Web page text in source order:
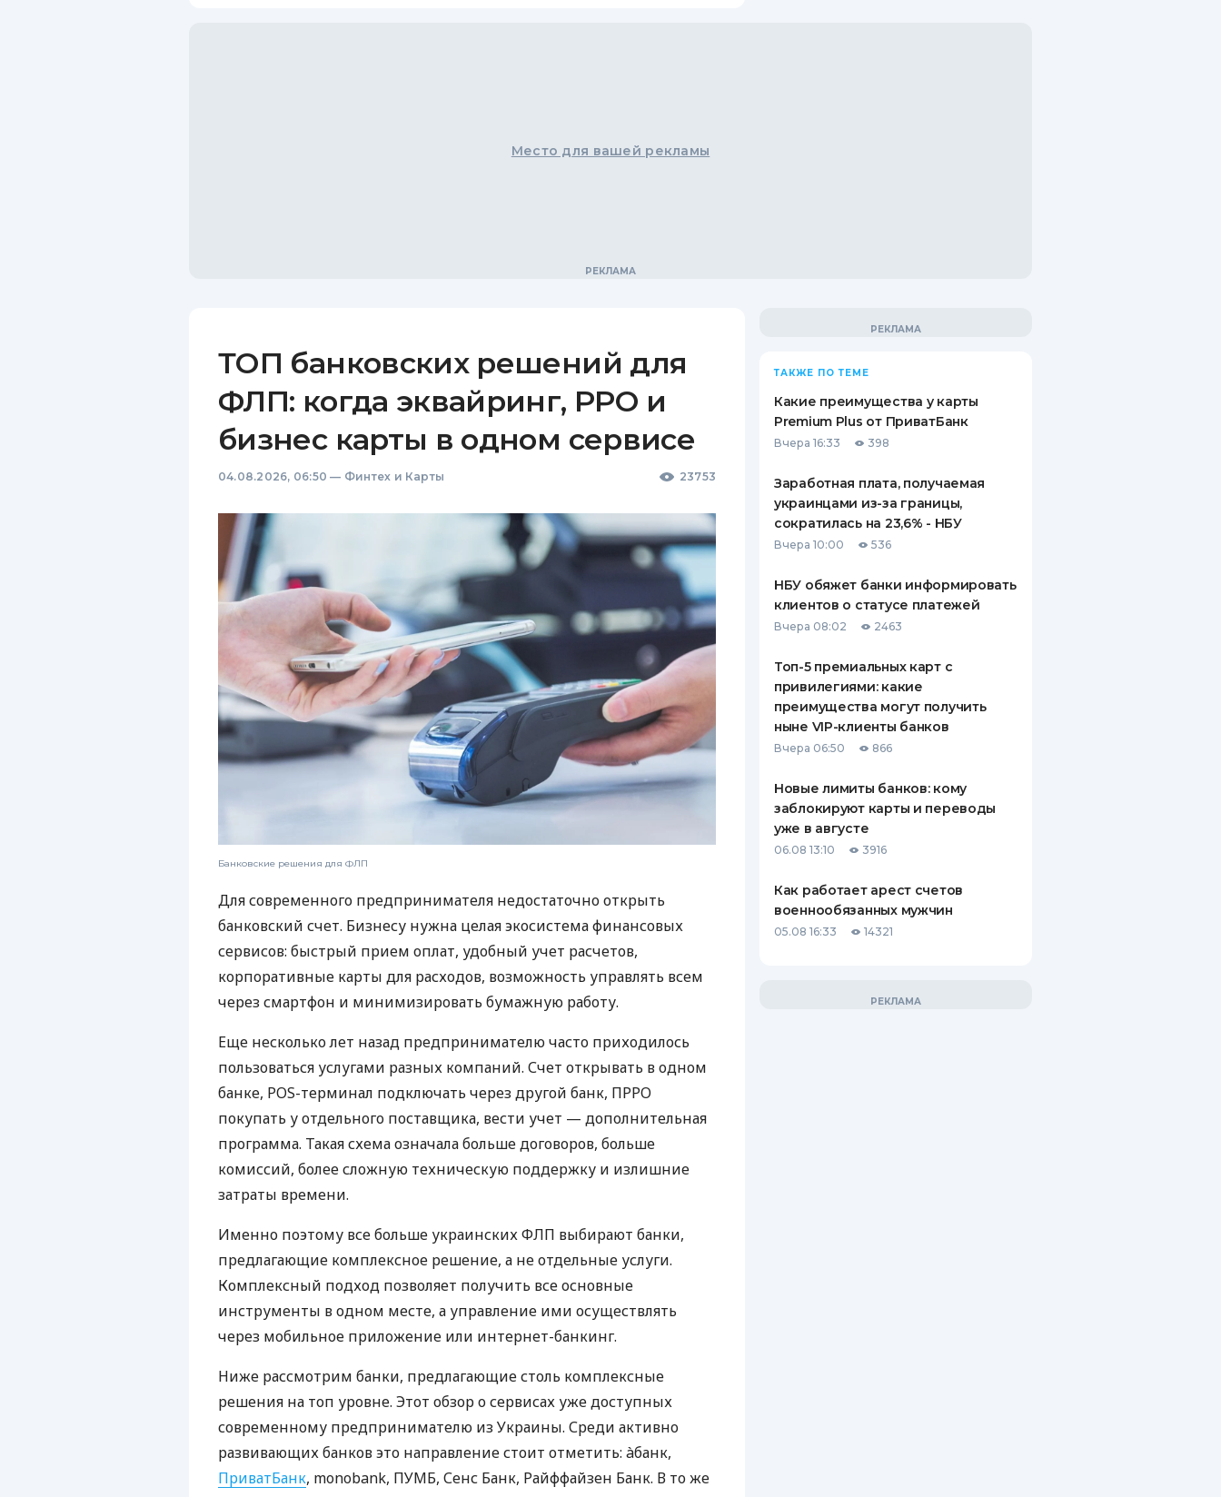
Место для вашей рекламы
ТОП банковских решений для
ФЛП: когда эквайринг, РРО и
бизнес карты в одном сервисе
04.08.2026, 06:50 — Финтех и Карты 23753
Банковские решения для ФЛП
Для современного предпринимателя недостаточно открыть
банковский счет. Бизнесу нужна целая экосистема финансовых
сервисов: быстрый прием оплат, удобный учет расчетов,
корпоративные карты для расходов, возможность управлять всем
через смартфон и минимизировать бумажную работу.
Еще несколько лет назад предпринимателю часто приходилось
пользоваться услугами разных компаний. Счет открывать в одном
банке, POS-терминал подключать через другой банк, ПРРО
покупать у отдельного поставщика, вести учет — дополнительная
программа. Такая схема означала больше договоров, больше
комиссий, более сложную техническую поддержку и излишние
затраты времени.
Именно поэтому все больше украинских ФЛП выбирают банки,
предлагающие комплексное решение, а не отдельные услуги.
Комплексный подход позволяет получить все основные
инструменты в одном месте, а управление ими осуществлять
через мобильное приложение или интернет-банкинг.
Ниже рассмотрим банки, предлагающие столь комплексные
решения на топ уровне. Этот обзор о сервисах уже доступных
современному предпринимателю из Украины. Среди активно
развивающих банков это направление стоит отметить: àбанк,
ПриватБанк, monobank, ПУМБ, Сенс Банк, Райффайзен Банк. В то же
ТАКЖЕ ПО ТЕМЕ
Какие преимущества у карты
Premium Plus от ПриватБанк
Вчера 16:33 398
Заработная плата, получаемая
украинцами из-за границы,
сократилась на 23,6% - НБУ
Вчера 10:00 536
НБУ обяжет банки информировать
клиентов о статусе платежей
Вчера 08:02 2463
Топ-5 премиальных карт с
привилегиями: какие
преимущества могут получить
ныне VIP-клиенты банков
Вчера 06:50 866
Новые лимиты банков: кому
заблокируют карты и переводы
уже в августе
06.08 13:10 3916
Как работает арест счетов
военнообязанных мужчин
05.08 16:33 14321